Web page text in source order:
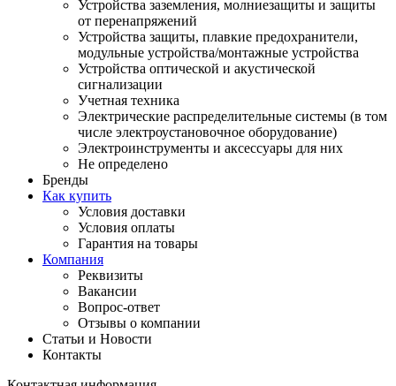
Устройства заземления, молниезащиты и защиты
от перенапряжений
Устройства защиты, плавкие предохранители,
модульные устройства/монтажные устройства
Устройства оптической и акустической
сигнализации
Учетная техника
Электрические распределительные системы (в том
числе электроустановочное оборудование)
Электроинструменты и аксессуары для них
Не определено
Бренды
Как купить
Условия доставки
Условия оплаты
Гарантия на товары
Компания
Реквизиты
Вакансии
Вопрос-ответ
Отзывы о компании
Статьи и Новости
Контакты